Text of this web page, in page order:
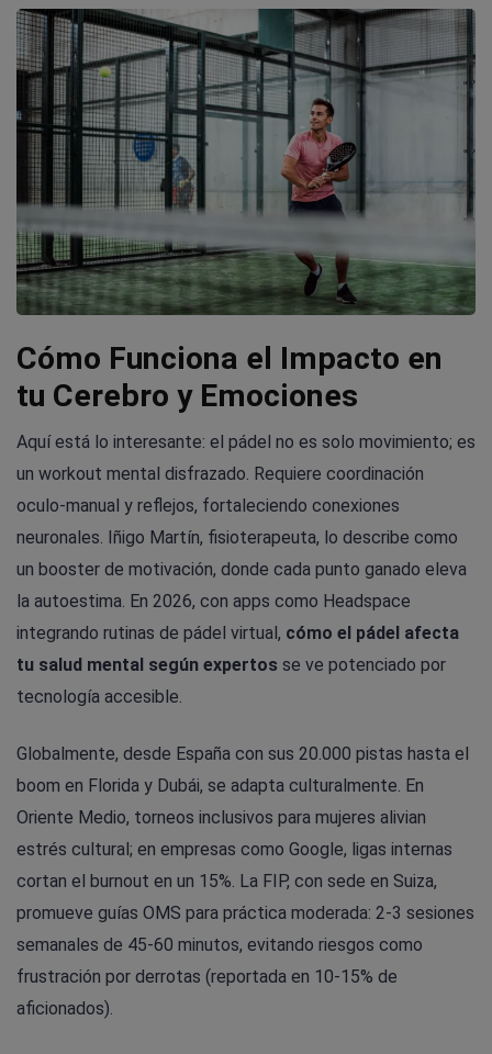
Cómo Funciona el Impacto en
tu Cerebro y Emociones
Aquí está lo interesante: el pádel no es solo movimiento; es
un workout mental disfrazado. Requiere coordinación
oculo-manual y reflejos, fortaleciendo conexiones
neuronales. Iñigo Martín, fisioterapeuta, lo describe como
un booster de motivación, donde cada punto ganado eleva
la autoestima. En 2026, con apps como Headspace
integrando rutinas de pádel virtual, cómo el pádel afecta
tu salud mental según expertos se ve potenciado por
tecnología accesible.
Globalmente, desde España con sus 20.000 pistas hasta el
boom en Florida y Dubái, se adapta culturalmente. En
Oriente Medio, torneos inclusivos para mujeres alivian
estrés cultural; en empresas como Google, ligas internas
cortan el burnout en un 15%. La FIP, con sede en Suiza,
promueve guías OMS para práctica moderada: 2-3 sesiones
semanales de 45-60 minutos, evitando riesgos como
frustración por derrotas (reportada en 10-15% de
aficionados).